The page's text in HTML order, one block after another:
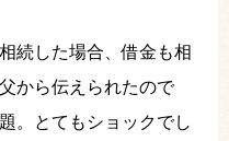
続した場合、借金も相
から伝えられたので
。とてもショックでし